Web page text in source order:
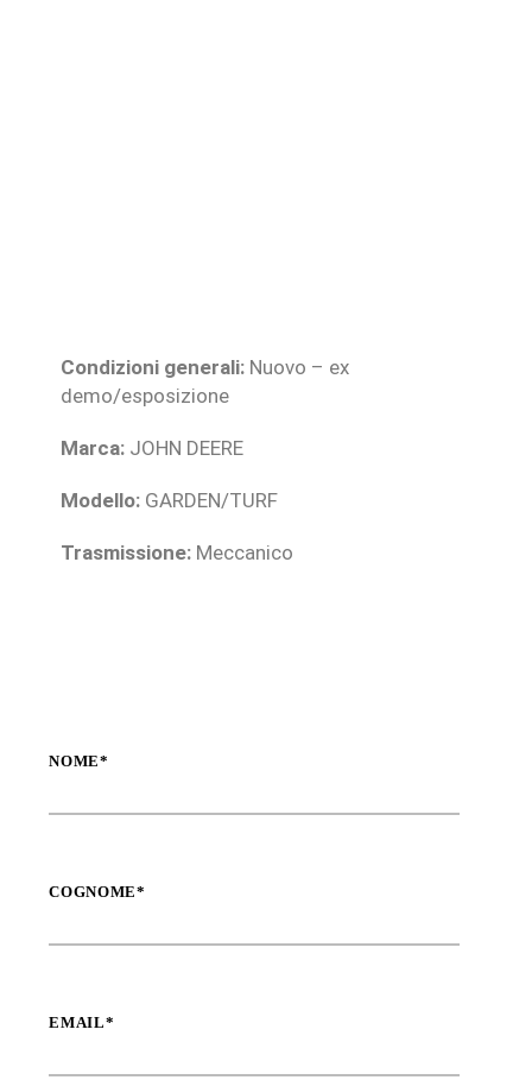
Condizioni generali: Nuovo – ex
demo/esposizione
Marca: JOHN DEERE
Modello: GARDEN/TURF
Trasmissione: Meccanico
NOME*
COGNOME*
EMAIL*